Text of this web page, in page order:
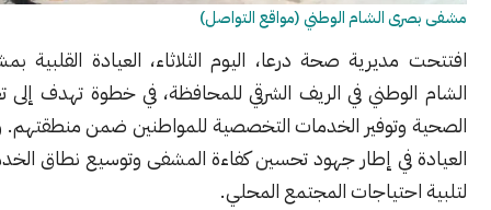
الشام الوطني (مواقع التواصل)
صحة درعا، اليوم الثلاثاء، العيادة القلبية بمشفى بصرى
في الريف الشرقي للمحافظة، في خطوة تهدف إلى تعزيز الرعاية
الخدمات التخصصية للمواطنين ضمن منطقتهم. ويأتي افتتاح
في إطار جهود تحسين كفاءة المشفى وتوسيع نطاق الخدمات الطبية
المجتمع المحلي.